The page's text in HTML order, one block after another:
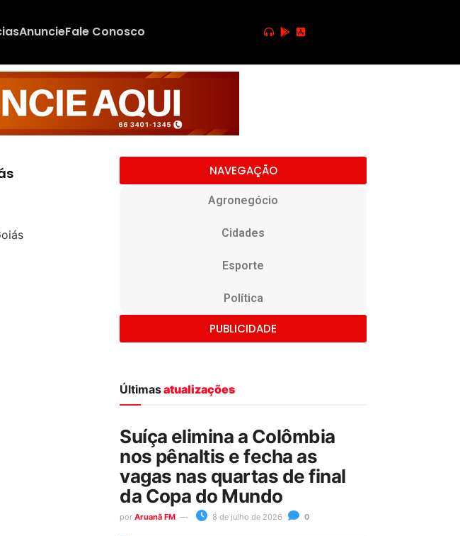
AnuncieFale Conosco
NAVEGAÇÃO
Agronegócio
Cidades
Esporte
Política
PUBLICIDADE
Últimasatualizações
Suíça elimina a Colômbia
nos pênaltis e fecha as
vagas nas quartas de final
da Copa do Mundo
por Aruanã FM 8 de julho de 2026 0